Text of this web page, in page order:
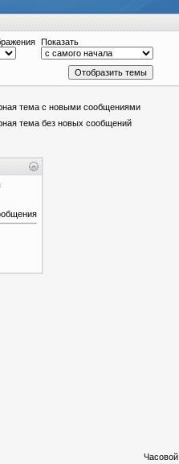
Показать
тема с новыми сообщениями
тема без новых сообщений